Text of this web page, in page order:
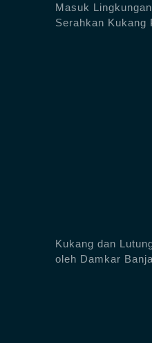
Masuk
Serahkan Kukang
Kukang dan
oleh Damkar